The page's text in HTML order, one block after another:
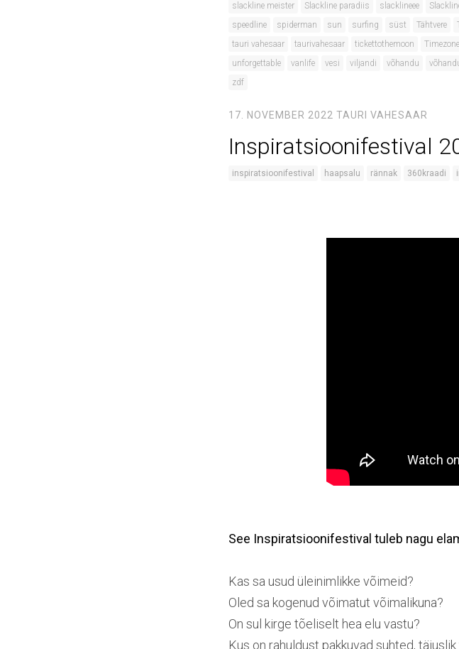
slackline meister
Slackline paradiis slacklineee
speedline
spiderman sun surfing süst Tähtvere
tauri vahesaar
taurivahesaar tickettothemoon Timezone
unforgettable
vanlife vesi viljandi võhandu
zdf
17. NOVEMBER 2022 TAURI VAHESAAR
Inspiratsioonifestival
inspiratsioonifestival haapsalu rännak 360kraadi
See Inspiratsioonifestival tuleb nagu
Kas sa usud üleinimlikke võimeid?
Oled sa kogenud võimatut võimalikuna?
On sul kirge tõeliselt hea elu vastu?
Kus on rahuldust pakkuvad suhted,